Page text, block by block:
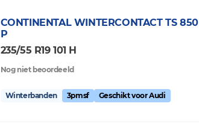
CONTINENTAL WINTERCONTACT TS 850
P
235/55 R19 101 H
Nog niet beoordeeld
Winterbanden 3pmsf Geschikt voor Audi